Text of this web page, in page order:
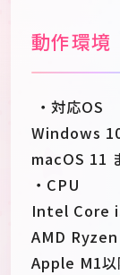
動作環境
・対応OS
Windows
macOS 11
・CPU
Intel Core
AMD Ryzen
Apple M1以